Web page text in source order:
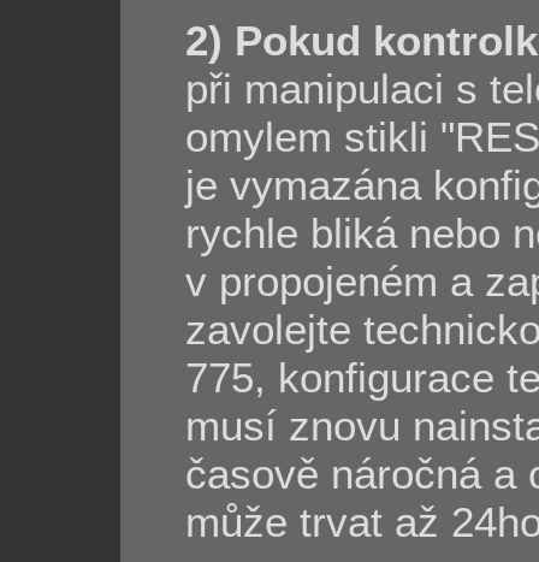
2) Pokud
při manipulaci s
omylem stikli
je vymazána
rychle bliká nebo
v propojeném a
zavolejte
775, konfigurace
musí znovu
časově náročná a
může trvat až